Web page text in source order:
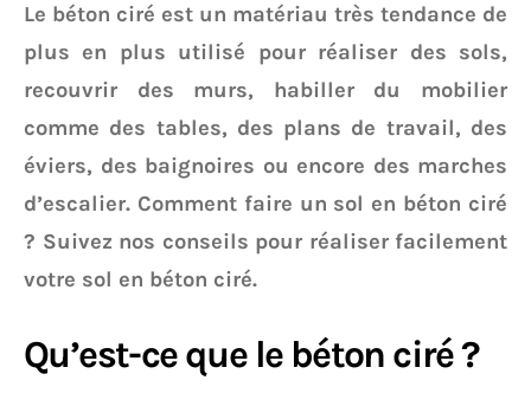
Le béton ciré est un matériau très tendance de
plus en plus utilisé pour réaliser des sols,
recouvrir des murs, habiller du mobilier
comme des tables, des plans de travail, des
éviers, des baignoires ou encore des marches
d’escalier. Comment faire un sol en béton ciré
? Suivez nos conseils pour réaliser facilement
votre sol en béton ciré.
Qu’est-ce que le béton ciré ?